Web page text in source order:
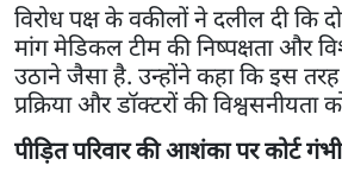
विरोध पक्ष के वकीलों ने दलील दी कि
मांग मेडिकल टीम की निष्पक्षता और
उठाने जैसा है. उन्होंने कहा कि इस तरह
प्रक्रिया और डॉक्टरों की
पीड़ित परिवार की आशंका पर कोर्ट